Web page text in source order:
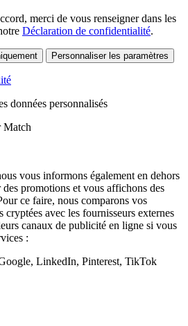
merci de vous renseigner dans les
Déclaration de confidentialité.
Personnaliser les paramètres
données personnalisés
Match
vous informons également en dehors
promotions et vous affichons des
ce faire, nous comparons vos
cryptées avec les fournisseurs externes
canaux de publicité en ligne si vous
:
LinkedIn, Pinterest, TikTok